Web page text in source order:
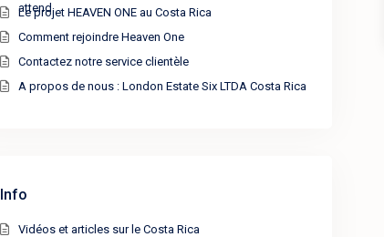
attend
Le projet HEAVEN ONE au Costa Rica
Comment rejoindre Heaven One
Contactez notre service clientèle
A propos de nous : London Estate Six LTDA Costa Rica
Info
Vidéos et articles sur le Costa Rica